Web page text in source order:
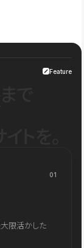
Feature
01
限活かした